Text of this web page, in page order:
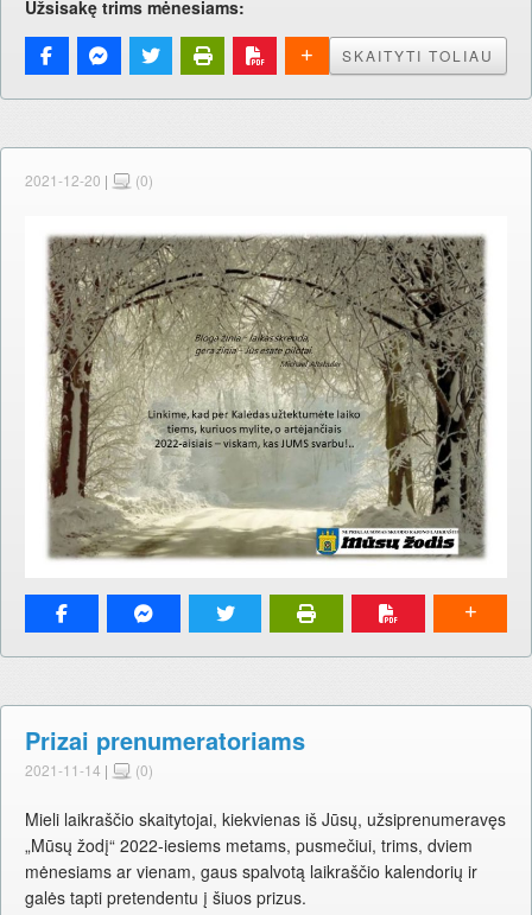
Užsisakę trims mėnesiams:
SKAITYTI TOLIAU
2021-12-20 | (0)
Prizai prenumeratoriams
2021-11-14 | (0)
Mieli laikraščio skaitytojai, kiekvienas iš Jūsų, užsiprenumeravęs
„Mūsų žodį“ 2022-iesiems metams, pusmečiui, trims, dviem
mėnesiams ar vienam, gaus spalvotą laikraščio kalendorių ir
galės tapti pretendentu į šiuos prizus.